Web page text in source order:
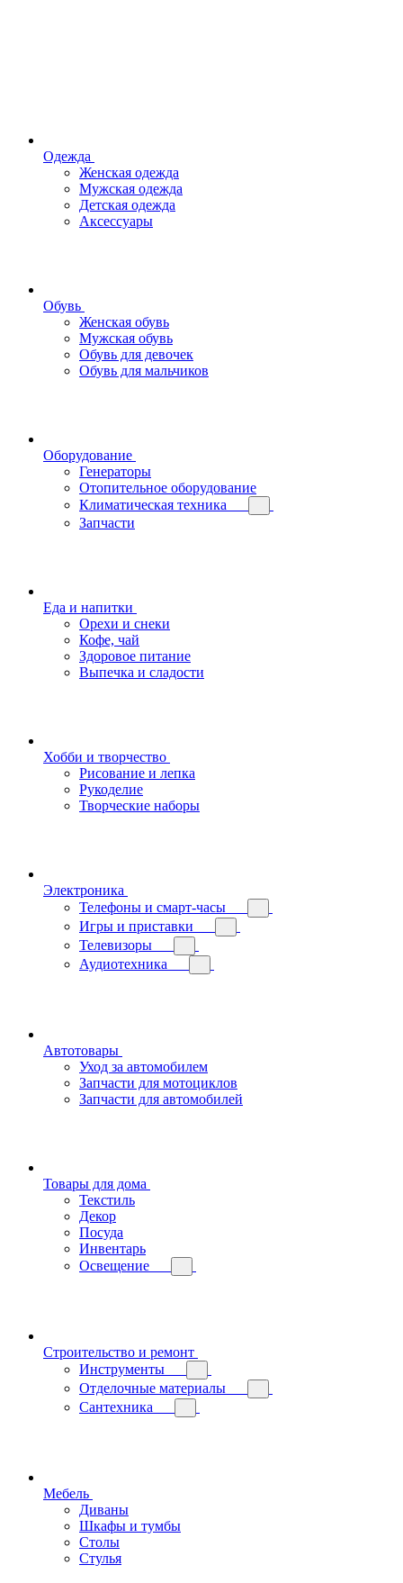
Одежда
Женская одежда
Мужская одежда
Детская одежда
Аксессуары
Обувь
Женская обувь
Мужская обувь
Обувь для девочек
Обувь для мальчиков
Оборудование
Генераторы
Отопительное оборудование
Климатическая техника
Запчасти
Еда и напитки
Орехи и снеки
Кофе, чай
Здоровое питание
Выпечка и сладости
Хобби и творчество
Рисование и лепка
Рукоделие
Творческие наборы
Электроника
Телефоны и смарт-часы
Игры и приставки
Телевизоры
Аудиотехника
Автотовары
Уход за автомобилем
Запчасти для мотоциклов
Запчасти для автомобилей
Товары для дома
Текстиль
Декор
Посуда
Инвентарь
Освещение
Строительство и ремонт
Инструменты
Отделочные материалы
Сантехника
Мебель
Диваны
Шкафы и тумбы
Столы
Стулья